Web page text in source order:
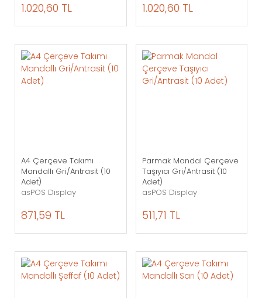
1.020,60 TL 1.020,60 TL
A4 Çerçeve Takımı
Mandallı Gri/Antrasit (10
Adet)
asPOS Display
871,59 TL
Parmak Mandal Çerçeve
Taşıyıcı Gri/Antrasit (10
Adet)
asPOS Display
511,71 TL